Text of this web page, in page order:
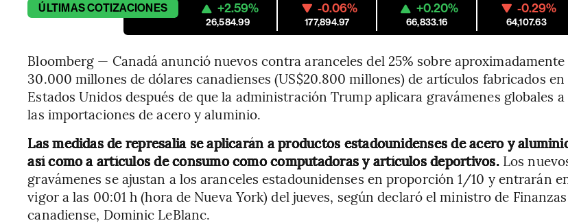
ÚLTIMASCOTIZACIONES +2.59%
26,584.99
-0.06%
177,894.97
+0.20%
66,833.16
-0.29%
64,107.63
Bloomberg — Canadá anunció nuevos contra aranceles del 25% sobre aproximadamente
30.000 millones de dólares canadienses (US$20.800 millones) de artículos fabricados en
Estados Unidos después de que la administración Trump aplicara gravámenes globales a
las importaciones de acero y aluminio.
Las medidas de represalia se aplicarán a productos estadounidenses de acero y
así como a artículos de consumo como computadoras y artículos deportivos. Los
gravámenes se ajustan a los aranceles estadounidenses en proporción 1/10 y entrarán
vigor a las 00:01 h (hora de Nueva York) del jueves, según declaró el ministro de Finanzas
canadiense, Dominic LeBlanc.